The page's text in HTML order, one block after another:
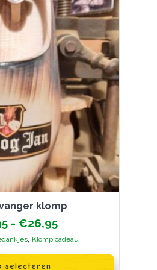
klomp
- €26,95Prijsklasse:
€19,95
tot
€26,95
, Klomp cadeau
selecteren